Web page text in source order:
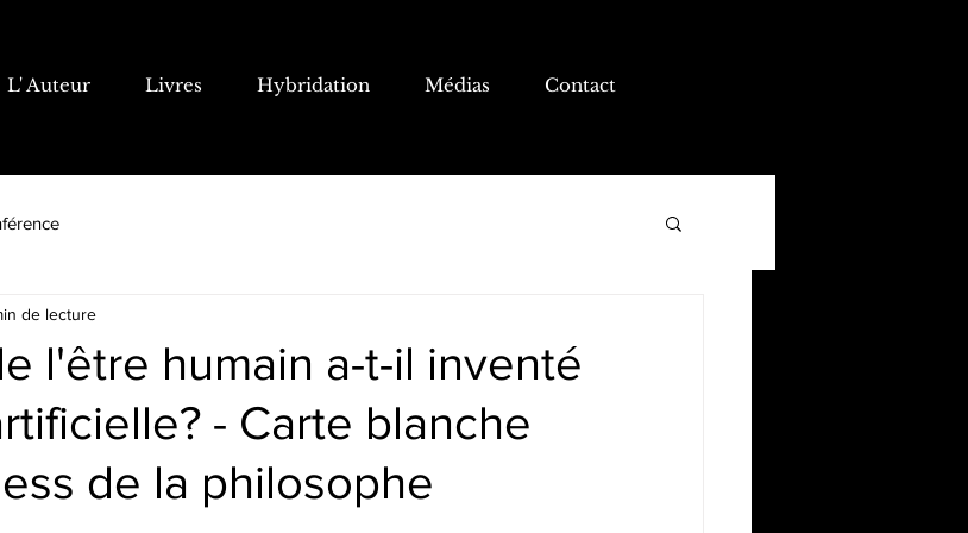
L' Auteur Livres Hybridation Médias Contact
l'être humain a-t-il inventé
- Carte blanche
de la philosophe
de lecture